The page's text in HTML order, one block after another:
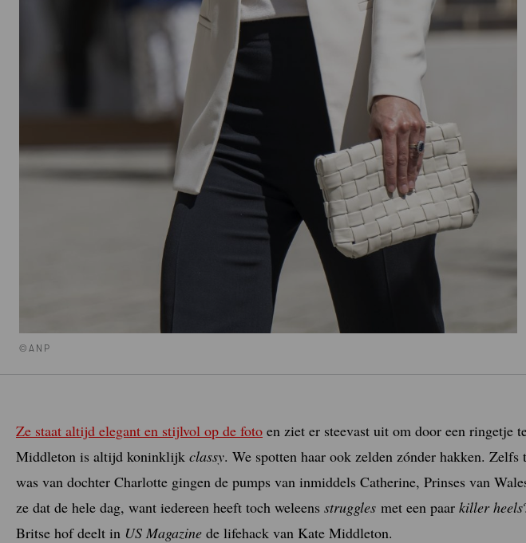
©ANP
Ze staat altijd elegant en stijlvol op de foto en ziet er steevast uit om door een ringetje
Middleton is altijd koninklijk classy. We spotten haar ook zelden zónder hakken. Zelfs
was van dochter Charlotte gingen de pumps van inmiddels Catherine, Prinses van
ze dat de hele dag, want iedereen heeft toch weleens struggles met een paar killer heels
Britse hof deelt in US Magazine de lifehack van Kate Middleton.